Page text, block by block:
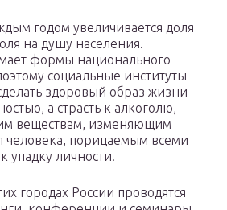
годом увеличивается доля
на душу населения.
формы национального
социальные институты
здоровый образ жизни
а страсть к алкоголю,
веществам, изменяющим
человека, порицаемым всеми
упадку личности.
городах России проводятся